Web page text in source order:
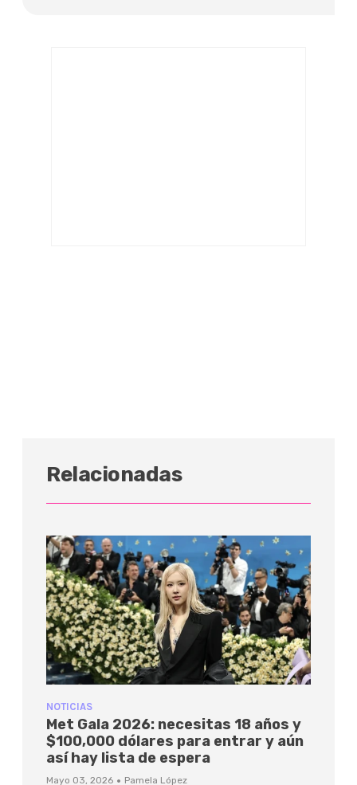
Relacionadas
NOTICIAS
Met Gala 2026: necesitas 18 años y
$100,000 dólares para entrar y aún
así hay lista de espera
Mayo 03, 2026 · Pamela López